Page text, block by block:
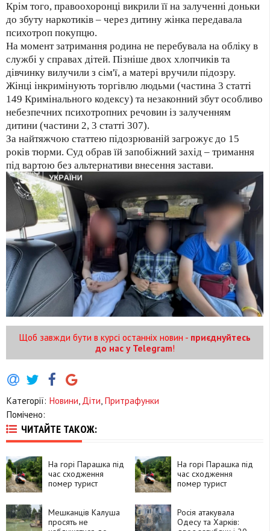
Крім того, правоохоронці викрили її на залученні доньки
до збуту наркотиків – через дитину жінка передавала
психотроп покупцю.
На момент затримання родина не перебувала на обліку в
службі у справах дітей. Пізніше двох хлопчиків та
дівчинку вилучили з сім'ї, а матері вручили підозру.
Жінці інкримінують торгівлю людьми (частина 3 статті
149 Кримінального кодексу) та незаконний збут особливо
небезпечних психотропних речовин із залученням
дитини (частини 2, 3 статті 307).
За найтяжчою статтею підозрюваній загрожує до 15
років тюрми. Суд обрав їй запобіжний захід – тримання
під вартою без альтернативи внесення застави.
Щоб завжди бути в курсі останніх новин - приєднуйтесь
до нас у Telegram!
Категорії: Новини, Діти, Притрафунки
Помічено:
ЧИТАЙТЕ ТАКОЖ:
На горі Парашка під
час сходження
помер турист
На горі Парашка під
час сходження
помер турист
Мешканців Калуша
просять не
Росія атакувала
Одесу та Харків: